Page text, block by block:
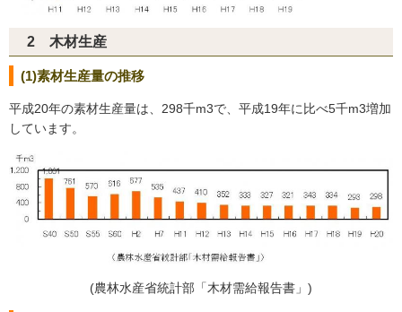
2 木材生産
(1)素材生産量の推移
平成20年の素材生産量は、298千m3で、平成19年に比べ5千m3増加
しています。
(農林水産省統計部「木材需給報告書」)